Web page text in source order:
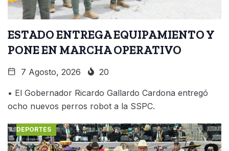
ESTADO ENTREGA EQUIPAMIENTO Y
PONE EN MARCHA OPERATIVO
7 Agosto, 2026 20
• El Gobernador Ricardo Gallardo Cardona entregó
ocho nuevos perros robot a la SSPC.
DEPORTES